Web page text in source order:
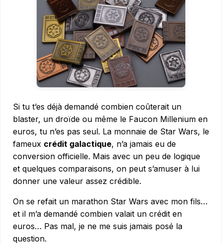
Si tu t’es déjà demandé combien coûterait un
blaster, un droïde ou même le Faucon Millenium en
euros, tu n’es pas seul. La monnaie de Star Wars, le
fameux crédit galactique, n’a jamais eu de
conversion officielle. Mais avec un peu de logique
et quelques comparaisons, on peut s’amuser à lui
donner une valeur assez crédible.
On se refait un marathon Star Wars avec mon fils…
et il m’a demandé combien valait un crédit en
euros… Pas mal, je ne me suis jamais posé la
question.